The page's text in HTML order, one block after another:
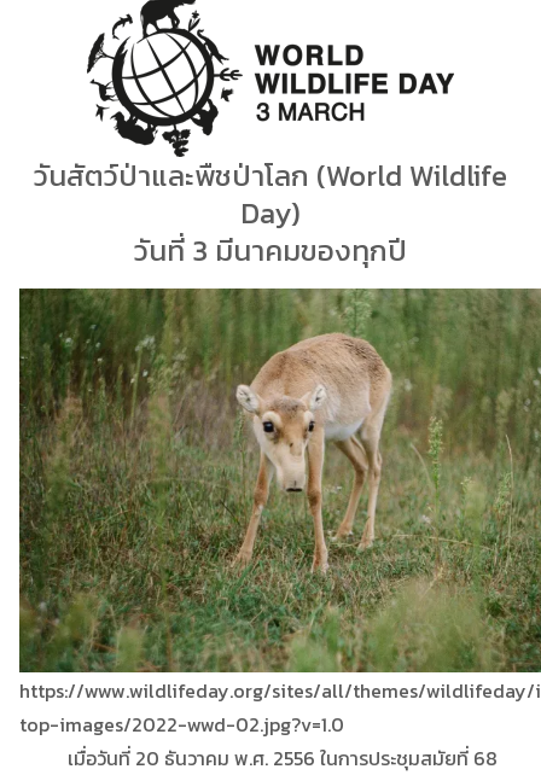
วันสัตว์ป่าและพืชป่าโลก (World Wildlife
Day)
วันที่ 3 มีนาคมของทุกปี
https://www.wildlifeday.org/sites/all/themes/
top-images/2022-wwd-02.jpg?v=1.0
เมื่อวันที่ 20 ธันวาคม พ.ศ. 2556 ในการประชุมสมัยที่ 68